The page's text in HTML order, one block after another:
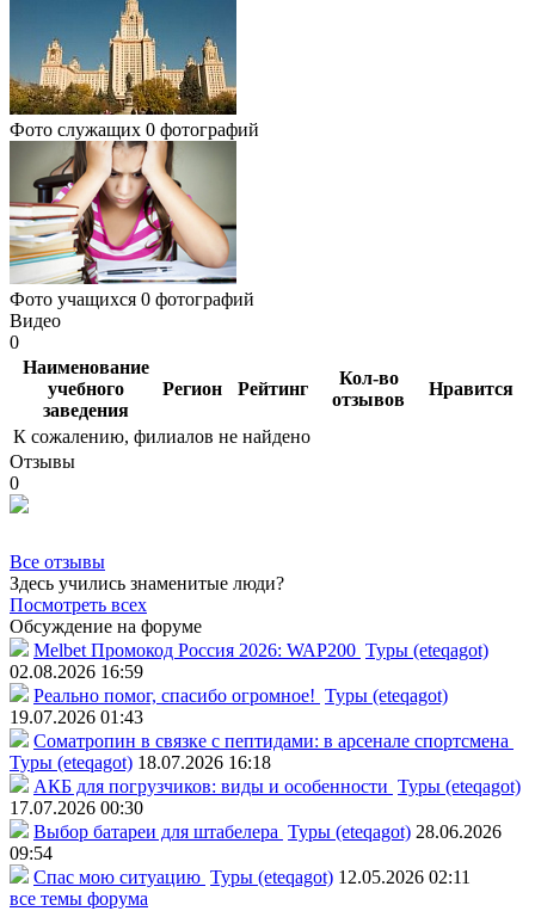
Фото служащих 0 фотографий
Фото учащихся 0 фотографий
Видео
0
Наименование
учебного
заведения
Регион Рейтинг
Кол-во
отзывов
Нравится
К сожалению, филиалов не найдено
Отзывы
0
Все отзывы
Здесь учились знаменитые люди?
Посмотреть всех
Обсуждение на форуме
Melbet Промокод Россия 2026: WAP200 Туры (eteqagot)
02.08.2026 16:59
Реально помог, спасибо огромное! Туры (eteqagot)
19.07.2026 01:43
Соматропин в связке с пептидами: в арсенале спортсмена
Туры (eteqagot) 18.07.2026 16:18
АКБ для погрузчиков: виды и особенности Туры (eteqagot)
17.07.2026 00:30
Выбор батареи для штабелера Туры (eteqagot) 28.06.2026
09:54
Спас мою ситуацию Туры (eteqagot) 12.05.2026 02:11
все темы форума